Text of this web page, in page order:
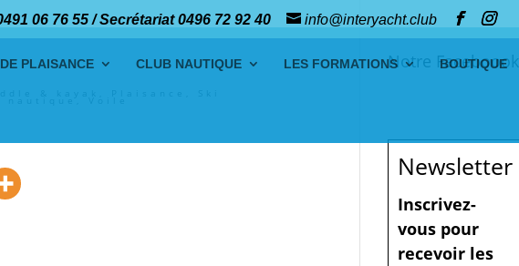
06 76 55 / Secrétariat 0496 72 92 40 info@interyacht.club
PLAISANCE CLUB NAUTIQUE LES FORMATIONS BOUTIQUE
Notre Faceboook
Newsletter
Inscrivez-
vous pour
recevoir les